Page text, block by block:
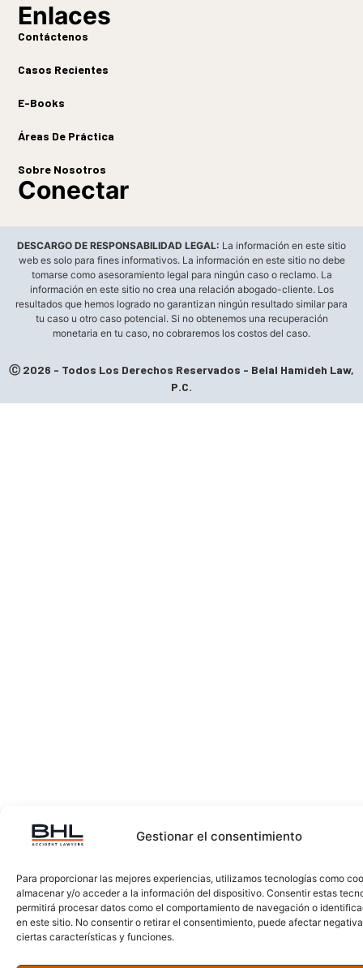
Gestionar el consentimiento
Para proporcionar las mejores experiencias, utilizamos tecnologías como
almacenar y/o acceder a la información del dispositivo. Consentir estas
permitirá procesar datos como el comportamiento de navegación o
en este sitio. No consentir o retirar el consentimiento, puede afectar
ciertas características y funciones.
Enlaces
Contáctenos
Casos Recientes
E-Books
Áreas De Práctica
Sobre Nosotros
Conectar
DESCARGO DE RESPONSABILIDAD LEGAL: La información en este sitio
web es solo para fines informativos. La información en este sitio no debe
tomarse como asesoramiento legal para ningún caso o reclamo. La
información en este sitio no crea una relación abogado-cliente. Los
resultados que hemos logrado no garantizan ningún resultado similar para
tu caso u otro caso potencial. Si no obtenemos una recuperación
monetaria en tu caso, no cobraremos los costos del caso.
Ⓒ 2026 - Todos Los Derechos Reservados - Belal Hamideh Law,
P.C.